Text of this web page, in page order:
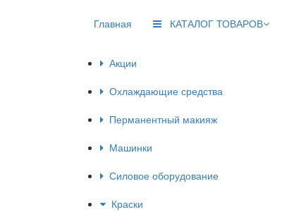
Главная КАТАЛОГ ТОВАРОВ
Акции
Охлаждающие средства
Перманентный макияж
Машинки
Силовое оборудование
Краски